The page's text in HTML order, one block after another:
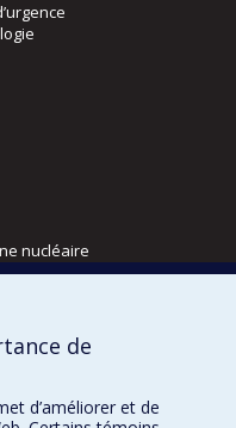
nucléaire
physique
de
d’améliorer et de